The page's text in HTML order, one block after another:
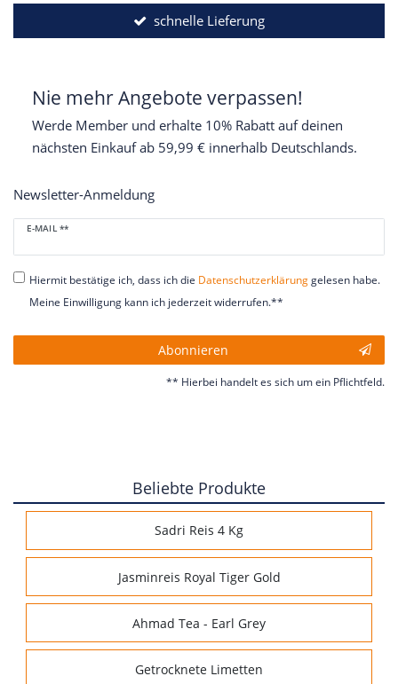
schnelle Lieferung
Nie mehr Angebote verpassen!
Werde Member und erhalte 10% Rabatt auf deinen
nächsten Einkauf ab 59,99 € innerhalb Deutschlands.
Newsletter-Anmeldung
E-MAIL **
Newsletter
Honig
Hiermit bestätige ich, dass ich die Daten­schutz­erklärunggelesen habe.
Meine Einwilligung kann ich jederzeit widerrufen.**
Abonnieren
** Hierbei handelt es sich um ein Pflichtfeld.
Beliebte Produkte
Sadri Reis 4 Kg
Jasminreis Royal Tiger Gold
Ahmad Tea - Earl Grey
Getrocknete Limetten